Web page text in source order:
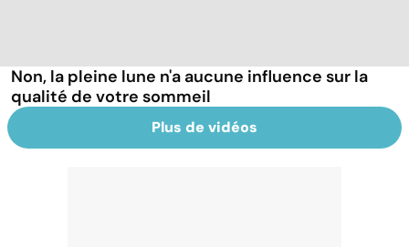
Non, la pleine lune n'a aucune influence sur la
qualité de votre sommeil
Plus de vidéos